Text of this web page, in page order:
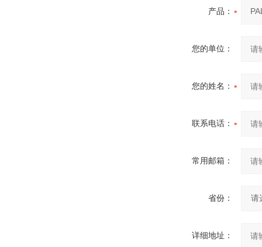
产品：
您的单位：
您的姓名：
联系电话：
常用邮箱：
省份：
详细地址：